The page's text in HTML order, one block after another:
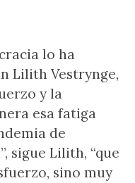
lo ha
Lilith Vestrynge,
y la
esa fatiga
de
sigue Lilith, “que
sino muy